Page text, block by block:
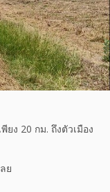
ง 20 กม. ถึงตัวเมือง
ย